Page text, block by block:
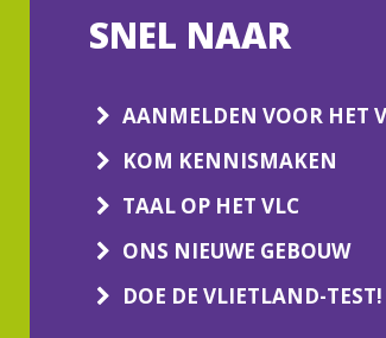
SNEL NAAR
AANMELDEN VOOR HET
KOM KENNISMAKEN
TAAL OP HET VLC
ONS NIEUWE GEBOUW
DOE DE VLIETLAND-TEST!